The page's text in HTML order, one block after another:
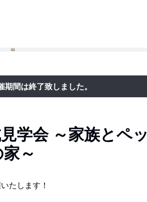
間は終了致しました。
学会 ～家族とペッ
～
たします！